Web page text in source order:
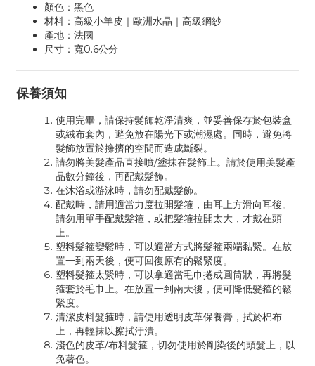
顏色：黑色
材料：高級小羊皮｜歐洲水晶｜高級網紗
產地：法國
尺寸：寬0.6公分
保養須知
使用完畢，請保持髮飾乾淨清爽，並妥善保存於包裝盒
或絨布套內，避免放在陽光下或潮濕處。同時，避免將
髮飾放置於擁擠的空間而造成斷裂。
請勿將美髮產品直接噴/塗抹在髮飾上。請於使用美髮產
品數分鐘後，再配戴髮飾。
在沐浴或游泳時，請勿配戴髮飾。
配戴時，請用適當力度拉開髮箍，由耳上方滑向耳後。
請勿用單手配戴髮箍，或把髮箍拉開太大，才戴在頭
上。
塑料髮箍變鬆時，可以適當方式將髮箍兩端黏緊。在放
置一到兩天後，便可回復原有的鬆緊度。
塑料髮箍太緊時，可以拿適當毛巾捲成圓筒狀，再將髮
箍套於毛巾上。在放置一到兩天後，便可降低髮箍的鬆
緊度。
清潔皮料髮箍時，請使用透明皮革保養膏，拭於棉布
上，再輕抹以擦拭汙漬。
淺色的皮革/布料髮箍，切勿使用於剛染後的頭髮上，以
免著色。